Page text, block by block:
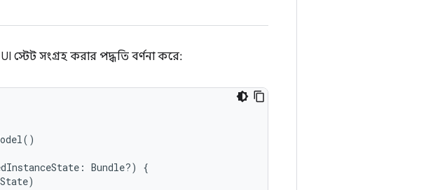
সংগ্রহ করার পদ্ধতি বর্ণনা করে:
()
: Bundle?)
{
)